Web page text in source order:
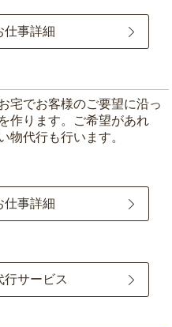
仕事詳細
宅でお客様のご要望に沿っ
作ります。ご希望があれ
物代行も行います。
仕事詳細
行サービス